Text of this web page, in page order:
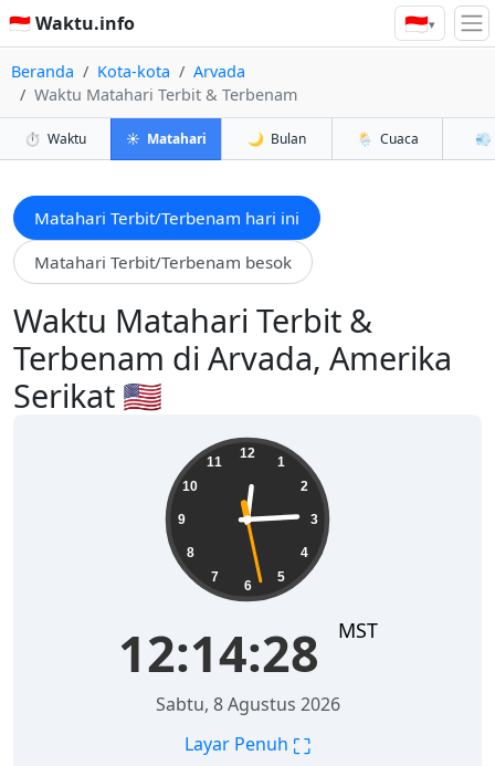
🇮🇩 Waktu.info 🇮🇩▾
Beranda Kota-kota
Arvada
Waktu Matahari Terbit & Terbenam
⏱️ Waktu ☀️ Matahari 🌙 Bulan 🌦️ Cuaca 💨
Matahari Terbit/Terbenam hari ini
Matahari Terbit/Terbenam besok
Waktu Matahari Terbit &
Terbenam di Arvada, Amerika
Serikat 🇺🇸
12
1
2
3
4
5
6
7
8
9
10
11
12:14:30 MST
Sabtu, 8 Agustus 2026
Layar Penuh ⛶